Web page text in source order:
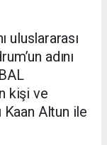
uluslararası
adını
kişi ve
Kaan Altun ile